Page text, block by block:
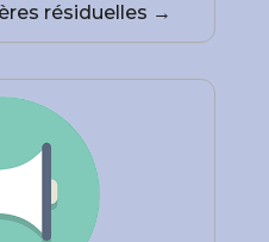
résiduelles →